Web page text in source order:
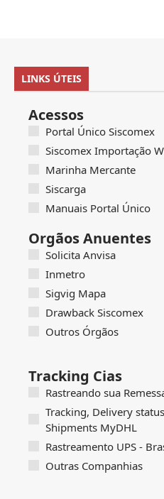
LINKS ÚTEIS
Acessos
Portal Único Siscomex
Siscomex Importação
Marinha Mercante
Siscarga
Manuais Portal Único
Orgãos Anuentes
Solicita Anvisa
Inmetro
Sigvig Mapa
Drawback Siscomex
Outros Órgãos
Tracking Cias
Rastreando sua
Tracking, Delivery
Shipments MyDHL
Rastreamento UPS -
Outras Companhias